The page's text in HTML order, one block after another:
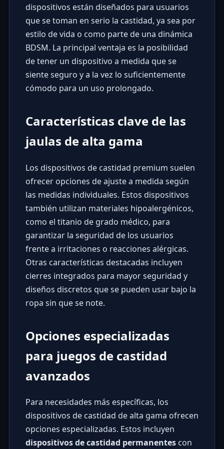
dispositivos están diseñados para usuarios
que se toman en serio la castidad, ya sea por
estilo de vida o como parte de una dinámica
BDSM. La principal ventaja es la posibilidad
de tener un dispositivo a medida que se
siente seguro y a la vez lo suficientemente
cómodo para un uso prolongado.
Características clave de las
jaulas de alta gama
Los dispositivos de castidad premium suelen
ofrecer opciones de ajuste a medida según
las medidas individuales. Estos dispositivos
también utilizan materiales hipoalergénicos,
como el titanio de grado médico, para
garantizar la seguridad de los usuarios
frente a irritaciones o reacciones alérgicas.
Otras características destacadas incluyen
cierres integrados para mayor seguridad y
diseños discretos que se pueden usar bajo la
ropa sin que se note.
Opciones especializadas
para juegos de castidad
avanzados
Para necesidades más específicas, los
dispositivos de castidad de alta gama ofrecen
opciones especializadas. Estos incluyen
dispositivos de castidad permanentescon